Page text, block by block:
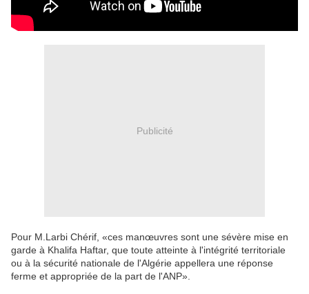
Publicité
Pour M.Larbi Chérif, «ces manœuvres sont une sévère mise en
garde à Khalifa Haftar, que toute atteinte à l'intégrité territoriale
ou à la sécurité nationale de l'Algérie appellera une réponse
ferme et appropriée de la part de l'ANP».